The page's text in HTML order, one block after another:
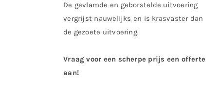
De gevlamde en geborstelde uitvoering
vergrijst nauwelijks en is krasvaster dan
de gezoete uitvoering.
Vraag voor een scherpe prijs een offerte
aan!